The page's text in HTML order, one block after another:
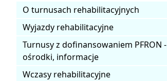
O turnusach rehabilitacyjnych
Wyjazdy rehabilitacyjne
Turnusy z dofinansowaniem PFRON -
ośrodki, informacje
Wczasy rehabilitacyjne